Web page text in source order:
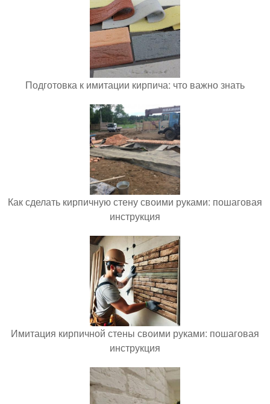
Подготовка к имитации кирпича: что важно знать
Как сделать кирпичную стену своими руками: пошаговая
инструкция
Имитация кирпичной стены своими руками: пошаговая
инструкция